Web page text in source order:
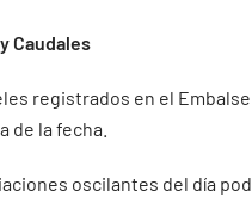
Caudales
registrados en el
de la fecha.
oscilantes del día